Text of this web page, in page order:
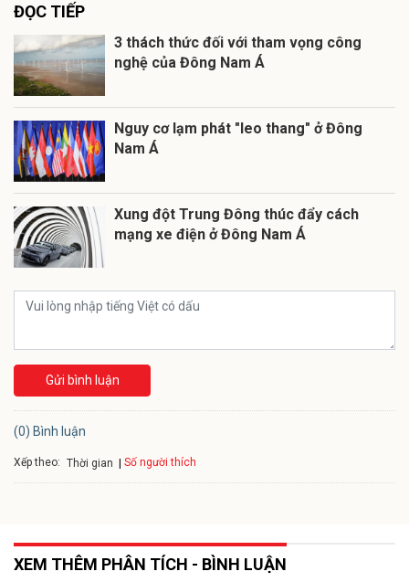
ĐỌC TIẾP
3 thách thức đối với tham vọng công
nghệ của Đông Nam Á
Nguy cơ lạm phát "leo thang" ở Đông
Nam Á
Xung đột Trung Đông thúc đẩy cách
mạng xe điện ở Đông Nam Á
Gửi bình luận
(0) Bình luận
Xếp theo: Thời gian Số người thích
XEM THÊM PHÂN TÍCH - BÌNH LUẬN